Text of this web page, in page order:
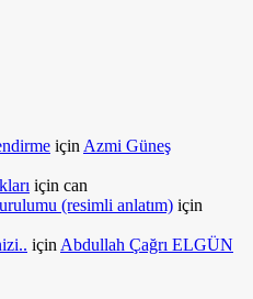
için Azmi Güneş
için can
(resimli anlatım) için
için Abdullah Çağrı ELGÜN